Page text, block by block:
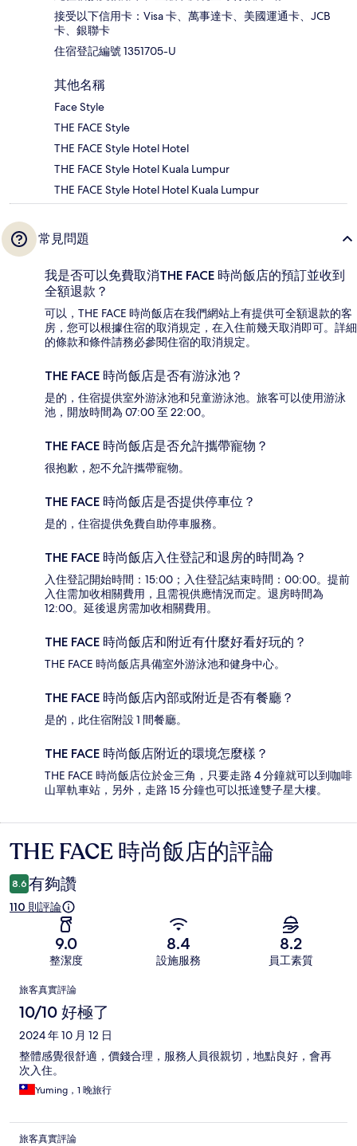
接受以下信用卡：Visa 卡、萬事達卡、美國運通卡、JCB
卡、銀聯卡
住宿登記編號 1351705-U
其他名稱
Face Style
THE FACE Style
THE FACE Style Hotel Hotel
THE FACE Style Hotel Kuala Lumpur
THE FACE Style Hotel Hotel Kuala Lumpur
常見問題
我是否可以免費取消THE FACE 時尚飯店的預訂並收到
全額退款？
可以，THE FACE 時尚飯店在我們網站上有提供可全額退款的客
房，您可以根據住宿的取消規定，在入住前幾天取消即可。詳細
的條款和條件請務必參閱住宿的取消規定。
THE FACE 時尚飯店是否有游泳池？
是的，住宿提供室外游泳池和兒童游泳池。旅客可以使用游泳
池，開放時間為 07:00 至 22:00。
THE FACE 時尚飯店是否允許攜帶寵物？
很抱歉，恕不允許攜帶寵物。
THE FACE 時尚飯店是否提供停車位？
是的，住宿提供免費自助停車服務。
THE FACE 時尚飯店入住登記和退房的時間為？
入住登記開始時間：15:00；入住登記結束時間：00:00。提前
入住需加收相關費用，且需視供應情況而定。退房時間為
12:00。延後退房需加收相關費用。
THE FACE 時尚飯店和附近有什麼好看好玩的？
THE FACE 時尚飯店具備室外游泳池和健身中心。
THE FACE 時尚飯店內部或附近是否有餐廳？
是的，此住宿附設 1 間餐廳。
THE FACE 時尚飯店附近的環境怎麼樣？
THE FACE 時尚飯店位於金三角，只要走路 4 分鐘就可以到咖啡
山單軌車站，另外，走路 15 分鐘也可以抵達雙子星大樓。
評
論
THE FACE 時尚飯店的評論
8.6 有夠讚
110 則評論
9.0
整潔度
8.4
設施服務
8.2
員工素質
評
論
旅客真實評論
10/10 好極了
2024 年 10 月 12 日
整體感覺很舒適，價錢合理，服務人員很親切，地點良好，會再
次入住。
Yuming，1 晚旅行
旅客真實評論